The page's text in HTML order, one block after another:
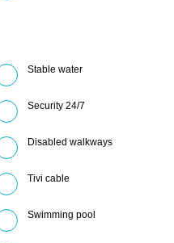
Stable water
Security 24/7
Disabled walkways
Tivi cable
Swimming pool